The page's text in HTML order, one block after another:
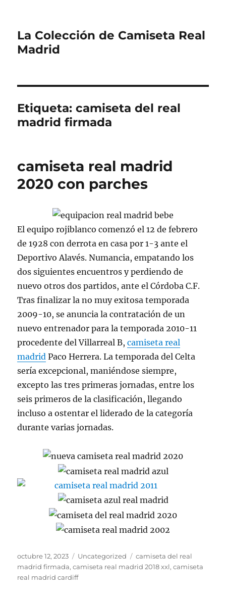
La Colección de Camiseta Real
Madrid
Etiqueta:camiseta del real
madrid firmada
camiseta real madrid
2020 con parches
El equipo rojiblanco comenzó el 12 de febrero
de 1928 con derrota en casa por 1-3 ante el
Deportivo Alavés. Numancia, empatando los
dos siguientes encuentros y perdiendo de
nuevo otros dos partidos, ante el Córdoba C.F.
Tras finalizar la no muy exitosa temporada
2009-10, se anuncia la contratación de un
nuevo entrenador para la temporada 2010-11
procedente del Villarreal B,camiseta real
madrid Paco Herrera. La temporada del Celta
sería excepcional, maniéndose siempre,
excepto las tres primeras jornadas, entre los
seis primeros de la clasificación, llegando
incluso a ostentar el liderado de la categoría
durante varias jornadas.
Publicado
el
octubre 12, 2023 Categorías
Uncategorized Etiquetas
camiseta del real
madrid firmada,camiseta real madrid 2018 xxl,camiseta
real madrid cardiff